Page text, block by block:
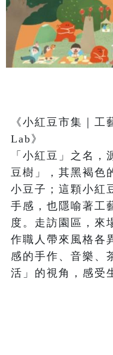
《小紅豆市集｜
Lab》
「小紅豆」之名
豆樹」，其黑褐色
小豆子；這顆小紅
手感，也隱喻著工
度。走訪園區，來
作職人帶來風格各
感的手作、音樂、
活」的視角，感受